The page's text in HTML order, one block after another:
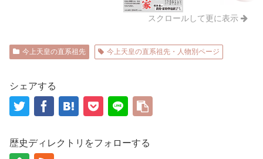
スクロールして更に表示
今上天皇の直系祖先 今上天皇の直系祖先・人物別ページ
シェアする
歴史ディレクトリをフォローする